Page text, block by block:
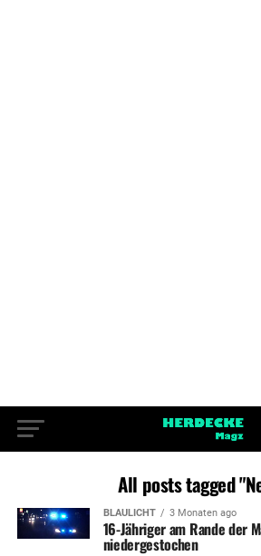
All posts tagged
BLAULICHT 3 Monaten ago
16-Jähriger am Rande der
niedergestochen